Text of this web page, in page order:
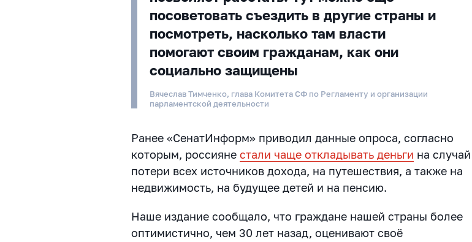
посоветовать съездить в другие страны и
посмотреть, насколько там власти
помогают своим гражданам, как они
социально защищены
Вячеслав Тимченко, глава Комитета СФ по Регламенту и организации
парламентской деятельности
Ранее «СенатИнформ» приводил данные опроса, согласно
которым, россиянестали чаще откладывать деньги на случай
потери всех источников дохода, на путешествия, а также на
недвижимость, на будущее детей и на пенсию.
Наше издание сообщало, что граждане нашей страны более
оптимистично, чем 30 лет назад, оценивают своё